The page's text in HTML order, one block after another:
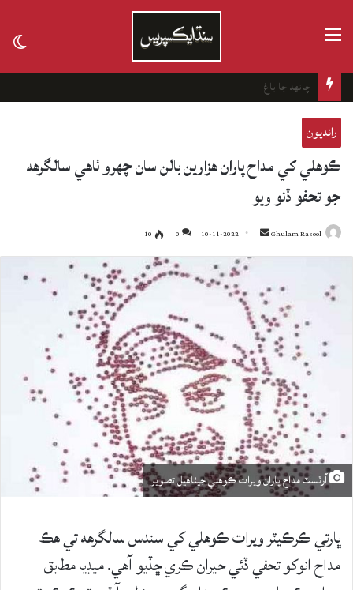
ناول ڪتا: غيرانساني مخلوق جي ڪٿا
رانديون
ڪوهلي کي مداح پاران هزارين بالن سان چهرو ٺاهي سالگرهه
جو تحفو ڏنو ويو
Ghulam Rasool
Send
an
email
10-11-2022
0
10
آرٽسٽ مداح پاران ويرات ڪوهلي جيٺاهيل تصوير
ڀارتي ڪرڪيٽر ويرات ڪوهلي کي سندس سالگرهه تي هڪ
مداح انوکو تحفي ڏئي حيران ڪري ڇڏيو آهي. ميڊيا مطابق